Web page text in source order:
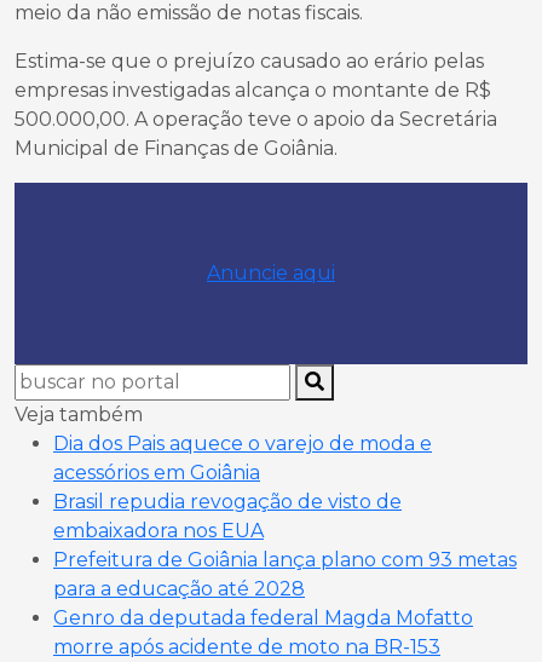
meio da não emissão de notas fiscais.
Estima-se que o prejuízo causado ao erário pelas
empresas investigadas alcança o montante de R$
500.000,00. A operação teve o apoio da Secretária
Municipal de Finanças de Goiânia.
Anuncie aqui
Veja também
Dia dos Pais aquece o varejo de moda e
acessórios em Goiânia
Brasil repudia revogação de visto de
embaixadora nos EUA
Prefeitura de Goiânia lança plano com 93 metas
para a educação até 2028
Genro da deputada federal Magda Mofatto
morre após acidente de moto na BR-153